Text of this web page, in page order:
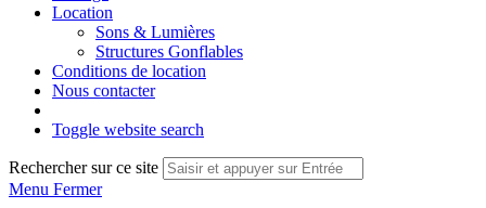
Location
Sons & Lumières
Structures Gonflables
Conditions de location
Nous contacter
Toggle website search
Rechercher sur ce site
Menu Fermer